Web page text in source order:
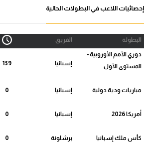
الدوري المصري
الدوري الإنجليزي الممتاز
الدوري الإسباني
الدوري الإيطالي
الدوري الألماني
الدوري الفرنسي
إحصائيات اللاعب في البطولات الحالية
البطولة الفريق
دوري الأمم الأوروبية -
المستوى الأول
إسبانيا 139
مباريات ودية دولية إسبانيا 0
أمريكا 2026 إسبانيا 0
كأس ملك إسبانيا برشلونة 0